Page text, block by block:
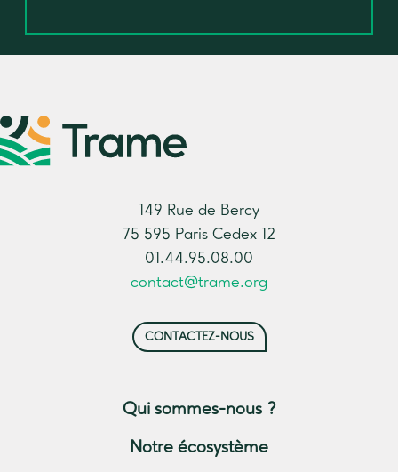
149 Rue de Bercy
75 595 Paris Cedex 12
01.44.95.08.00
contact@trame.org
CONTACTEZ-NOUS
Qui sommes-nous ?
Notre écosystème